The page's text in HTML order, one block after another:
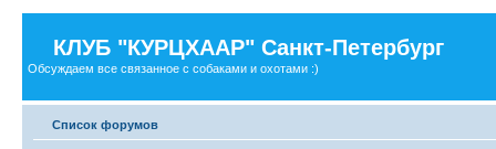
КЛУБ "КУРЦХААР" Санкт-Петербург
Обсуждаем все связанное с собаками и охотами :)
Список форумов